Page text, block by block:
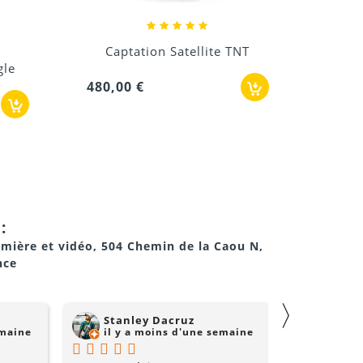
Location Câble double Fibre
et vidéo, 504 Chemin de la Caou N,
Stanley Dacruz
il y a moins d'une semaine 〉